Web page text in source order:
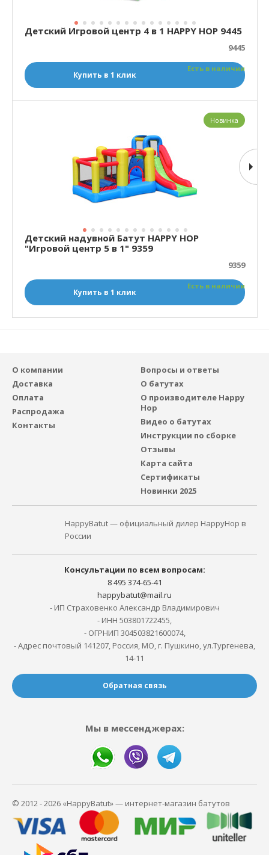
Детский Игровой центр 4 в 1 HAPPY HOP 9445
9445
Есть в наличии
Купить в 1 клик
Детский надувной Батут HAPPY HOP
"Игровой центр 5 в 1" 9359
9359
Есть в наличии
Купить в 1 клик
Новинка
О компании
Доставка
Оплата
Распродажа
Контакты
Вопросы и ответы
О батутах
О производителе Happy
Hop
Видео о батутах
Инструкции по сборке
Отзывы
Карта сайта
Сертификаты
Новинки 2025
HappyBatut — официальный дилер HappyHop в
России
Консультации по всем вопросам:
8 495 374-65-41
happybatut@mail.ru
- ИП Страховенко Александр Владимирович
- ИНН 503801722455,
- ОГРНИП 304503821600074,
- Адрес почтовый 141207, Россия, МО, г. Пушкино, ул.Тургенева,
14-11
Обратная связь
Мы в мессенджерах:
© 2012 - 2026 «HappyBatut» — интернет-магазин батутов